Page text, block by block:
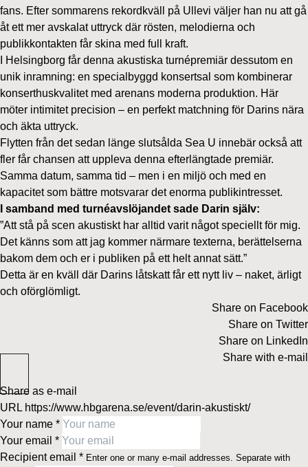
fans. Efter sommarens rekordkväll på Ullevi väljer han nu att gå
åt ett mer avskalat uttryck där rösten, melodierna och
publikkontakten får skina med full kraft.
I Helsingborg får denna akustiska turnépremiär dessutom en
unik inramning: en specialbyggd konsertsal som kombinerar
konserthuskvalitet med arenans moderna produktion. Här
möter intimitet precision – en perfekt matchning för Darins nära
och äkta uttryck.
Flytten från det sedan länge slutsålda Sea U innebär också att
fler får chansen att uppleva denna efterlängtade premiär.
Samma datum, samma tid – men i en miljö och med en
kapacitet som bättre motsvarar det enorma publikintresset.
I samband med turnéavslöjandet sade Darin själv:
”Att stå på scen akustiskt har alltid varit något speciellt för mig.
Det känns som att jag kommer närmare texterna, berättelserna
bakom dem och er i publiken på ett helt annat sätt.”
Detta är en kväll där Darins låtskatt får ett nytt liv – naket, ärligt
och oförglömligt.
Share on Facebook
Share on Twitter
Share on LinkedIn
Share with e-mail
Share as e-mail
URL https://www.hbgarena.se/event/darin-akustiskt/
Your name *
Your email *
Recipient email * Enter one or many e-mail addresses. Separate with